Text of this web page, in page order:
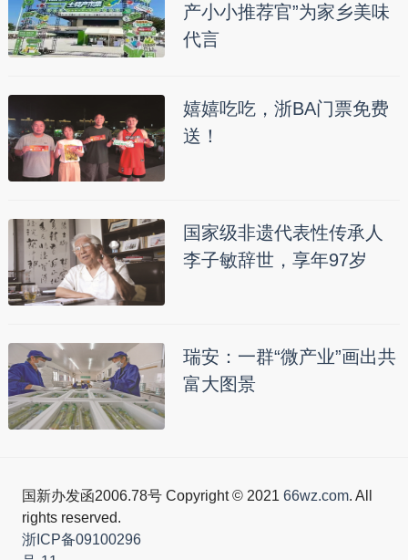
产小小推荐官”为家乡美味
代言
嬉嬉吃吃，浙BA门票免费
送！
国家级非遗代表性传承人
李子敏辞世，享年97岁
瑞安：一群“微产业”画出共
富大图景
国新办发函2006.78号 Copyright © 2021 66wz.com. All
rights reserved.
浙ICP备09100296